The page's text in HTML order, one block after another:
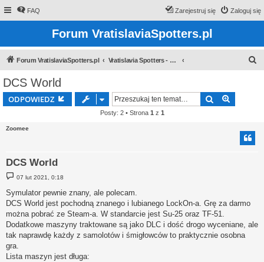
FAQ Zaloguj się
Zarejestruj się
Forum VratislaviaSpotters.pl
Forum VratislaviaSpotters.pl Vratislavia Spotters - Wroclawska grupa spotterska
DCS World
ODPOWIEDZ Szukaj
Posty: 2 • Strona 1 z 1
Zoomee
DCS World
P
o
t
07 lut 2021, 0:18
Symulator pewnie znany, ale polecam.
DCS World jest pochodną znanego i lubianego LockOn-a. Grę za darmo
można pobrać ze Steam-a. W standarcie jest Su-25 oraz TF-51.
Dodatkowe maszyny traktowane są jako DLC i dość drogo wyceniane, ale
tak naprawdę każdy z samolotów i śmigłowców to praktycznie osobna
gra.
Lista maszyn jest długa: